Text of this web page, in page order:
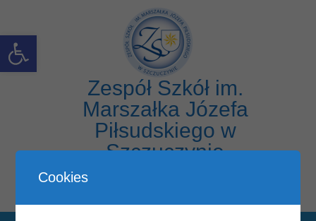
Open toolbar
content
Zespół Szkół im.
Marszałka Józefa
Piłsudskiego w
Szczuczynie
Cookies